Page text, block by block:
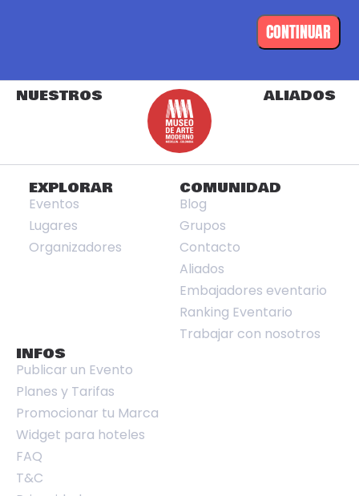
CONTINUAR
NUESTROS ALIADOS
EXPLORAR
Eventos
Lugares
Organizadores
COMUNIDAD
Blog
Grupos
Contacto
Aliados
Embajadores eventario
Ranking Eventario
Trabajar con nosotros
INFOS
Publicar un Evento
Planes y Tarifas
Promocionar tu Marca
Widget para hoteles
FAQ
T&C